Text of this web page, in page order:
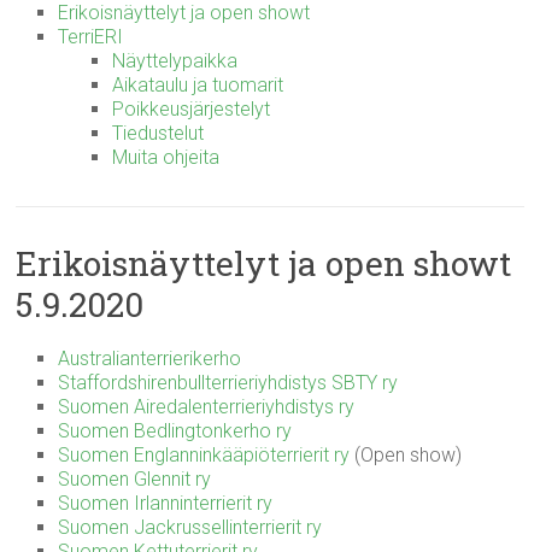
Erikoisnäyttelyt ja open showt
TerriERI
Näyttelypaikka
Aikataulu ja tuomarit
Poikkeusjärjestelyt
Tiedustelut
Muita ohjeita
Erikoisnäyttelyt ja open showt
5.9.2020
Australianterrierikerho
Staffordshirenbullterrieriyhdistys SBTY ry
Suomen Airedalenterrieriyhdistys ry
Suomen Bedlingtonkerho ry
Suomen Englanninkääpiöterrierit ry (Open show)
Suomen Glennit ry
Suomen Irlanninterrierit ry
Suomen Jackrussellinterrierit ry